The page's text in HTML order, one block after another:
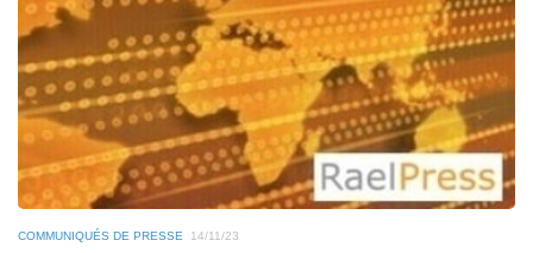
COMMUNIQUÉS DE PRESSE 14/11/23